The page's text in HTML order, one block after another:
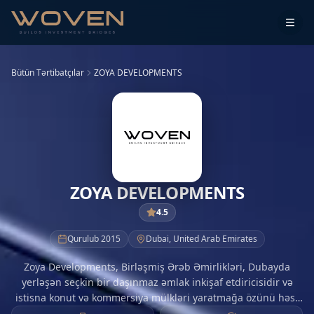
Bütün Tərtibatçılar ZOYA DEVELOPMENTS
ZOYA DEVELOPMENTS
4.5
Qurulub 2015 Dubai, United Arab Emirates
Zoya Developments, Birləşmiş Ərəb Əmirlikləri, Dubayda
yerləşən seçkin bir daşınmaz əmlak inkişaf etdiricisidir və
istisna konut və kommersiya mülkləri yaratmağa özünü həsr